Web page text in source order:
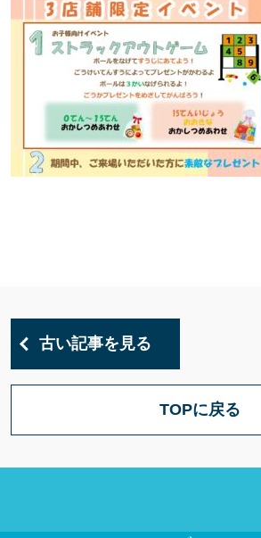
古い記事を見る
TOPに戻る